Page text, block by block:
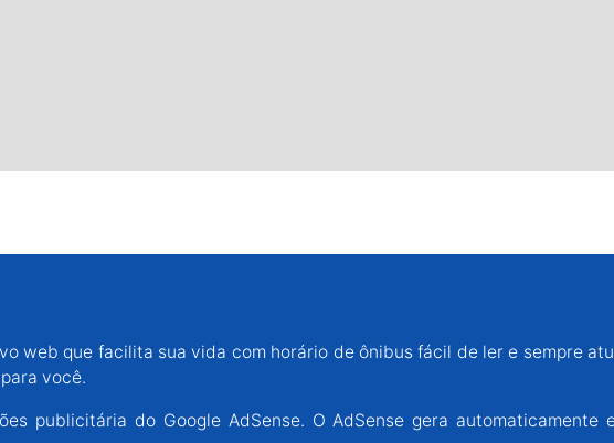
web que facilita sua vida com horário de ônibus fácil de ler e sempre
você.
publicitária do Google AdSense. O AdSense gera